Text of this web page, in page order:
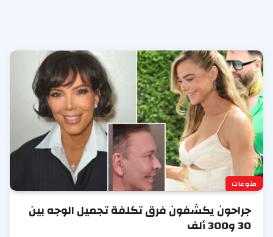
منوعات
جراحون يكشفون فرق تكلفة تجميل الوجه بين
30 و300 ألف